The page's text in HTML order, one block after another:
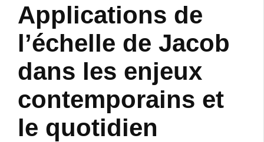
Applications de
l’échelle de Jacob
dans les enjeux
contemporains et
le quotidien